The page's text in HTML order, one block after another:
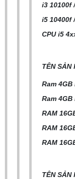
i3 10100f
i5 10400f
CPU i5
TÊN SẢN
Ram 4GB
Ram 4GB
RAM
RAM
RAM
TÊN SẢN